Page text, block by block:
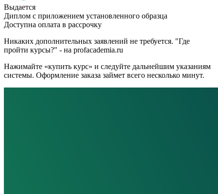
Выдается
Диплом с приложением установленного образца
Доступна оплата в рассрочку
Никаких дополнительных заявлений не требуется. "Где
пройти курсы?" - на profacademia.ru
Нажимайте «купить курс» и следуйте дальнейшим указаниям
системы. Оформление заказа займет всего несколько минут.